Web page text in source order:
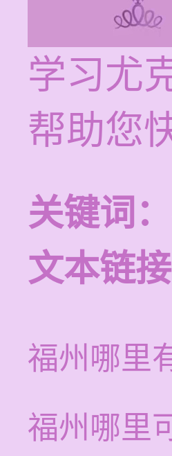
学习尤
帮助您
关键词：
文本链接
福州哪里
福州哪里